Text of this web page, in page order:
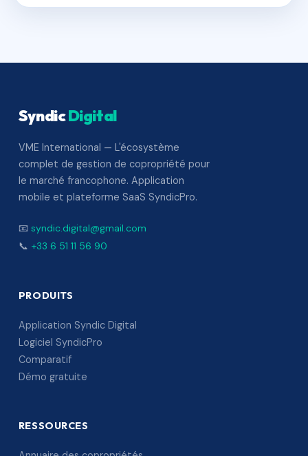
SyndicDigital
VME International — L'écosystème
complet de gestion de copropriété pour
le marché francophone. Application
mobile et plateforme SaaS SyndicPro.
📧 syndic.digital@gmail.com
📞 +33 6 51 11 56 90
PRODUITS
Application Syndic Digital
Logiciel SyndicPro
Comparatif
Démo gratuite
RESSOURCES